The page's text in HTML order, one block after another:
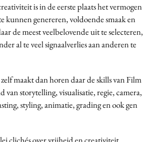
is in de eerste plaats het vermogen
kunnen genereren, voldoende smaak en
de meest veelbelovende uit te selecteren,
al te veel signaalverlies aan anderen te
maakt dan horen daar de skills van Film
van storytelling, visualisatie, regie, camera,
styling, animatie, grading en ook gen